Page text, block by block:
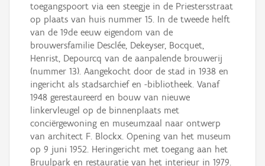
toegangspoort via een steegje in de Priestersstraat
op plaats van huis nummer 15. In de tweede helft
van de 19de eeuw eigendom van de
brouwersfamilie Desclée, Dekeyser, Bocquet,
Henrist, Depourcq van de aanpalende brouwerij
(nummer 13). Aangekocht door de stad in 1938 en
ingericht als stadsarchief en -bibliotheek. Vanaf
1948 gerestaureerd en bouw van nieuwe
linkervleugel op de binnenplaats met
conciërgewoning en museumzaal naar ontwerp
van architect F. Blockx. Opening van het museum
op 9 juni 1952. Heringericht met toegang aan het
Bruulpark en restauratie van het interieur in 1979.